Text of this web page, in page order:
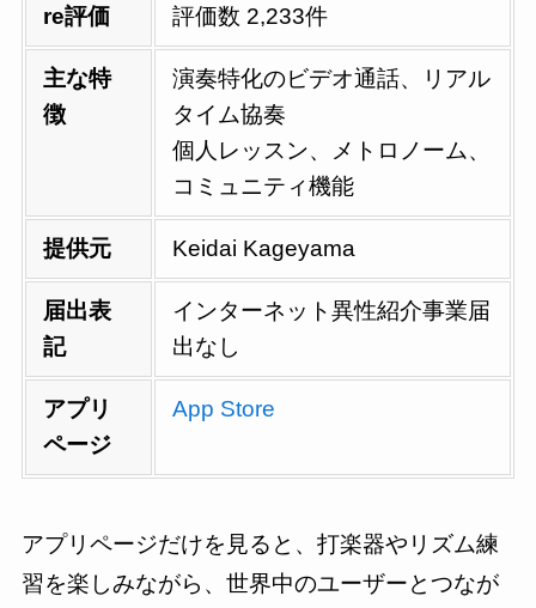
re評価
評価数 2,233件
主な特
徴
演奏特化のビデオ通話、リアル
タイム協奏
個人レッスン、メトロノーム、
コミュニティ機能
提供元 Keidai Kageyama
届出表
記
インターネット異性紹介事業届
出なし
アプリ
ページ
App Store
アプリページだけを見ると、打楽器やリズム練
習を楽しみながら、世界中のユーザーとつなが